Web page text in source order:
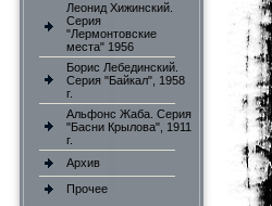
Леонид Хижинский.
Серия
"Лермонтовские
места" 1956
Борис Лебединский.
Серия "Байкал", 1958
г.
Альфонс Жаба. Серия
"Басни Крылова", 1911
г.
Архив
Прочее